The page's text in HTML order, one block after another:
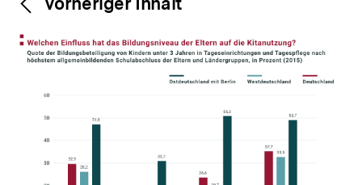
Inhalte
Navigation